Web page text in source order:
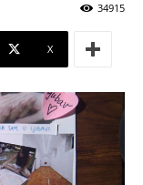
34915
X